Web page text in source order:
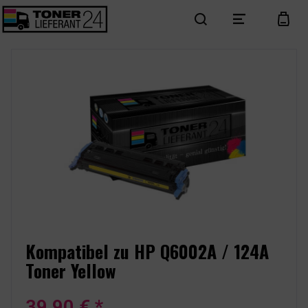
search menu cart
Kompatibel zu HP Q6002A / 124A
Toner Yellow